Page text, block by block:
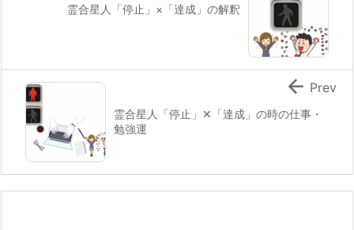
霊合星人「停止」×「達成」の解釈
霊合星人「停止」✕「達成」の時の仕事・
勉強運
 Prev